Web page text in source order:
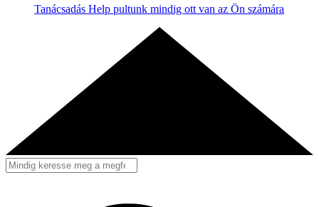
Tanácsadás Help pultunk mindig ott van az Ön számára